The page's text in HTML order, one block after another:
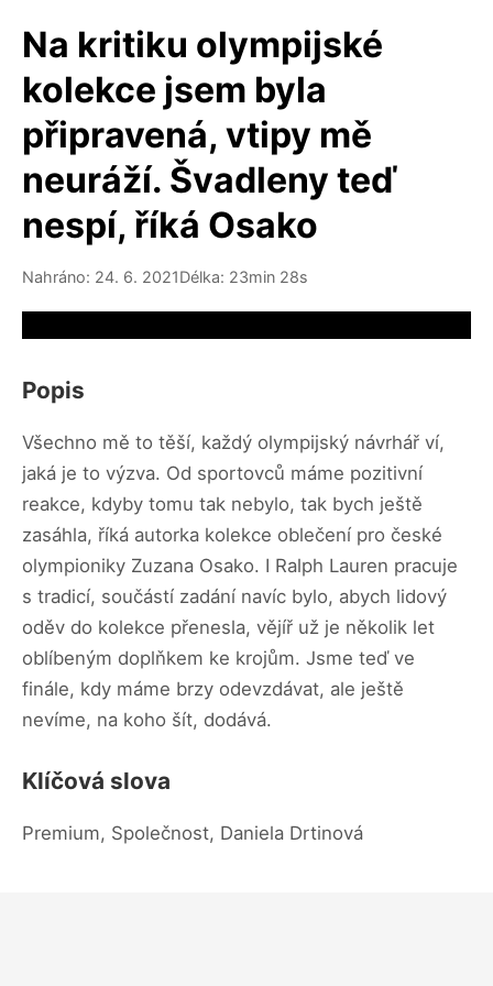
Na kritiku olympijské
kolekce jsem byla
připravená, vtipy mě
neuráží. Švadleny teď
nespí, říká Osako
Nahráno: 24. 6. 2021Délka: 23min 28s
Popis
Všechno mě to těší, každý olympijský návrhář ví,
jaká je to výzva. Od sportovců máme pozitivní
reakce, kdyby tomu tak nebylo, tak bych ještě
zasáhla, říká autorka kolekce oblečení pro české
olympioniky Zuzana Osako. I Ralph Lauren pracuje
s tradicí, součástí zadání navíc bylo, abych lidový
oděv do kolekce přenesla, vějíř už je několik let
oblíbeným doplňkem ke krojům. Jsme teď ve
finále, kdy máme brzy odevzdávat, ale ještě
nevíme, na koho šít, dodává.
Klíčová slova
Premium, Společnost, Daniela Drtinová